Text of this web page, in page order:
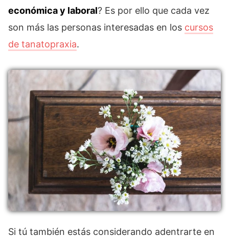
económica y laboral? Es por ello que cada vez
son más las personas interesadas en los cursos
de tanatopraxia.
Si tú también estás considerando adentrarte en